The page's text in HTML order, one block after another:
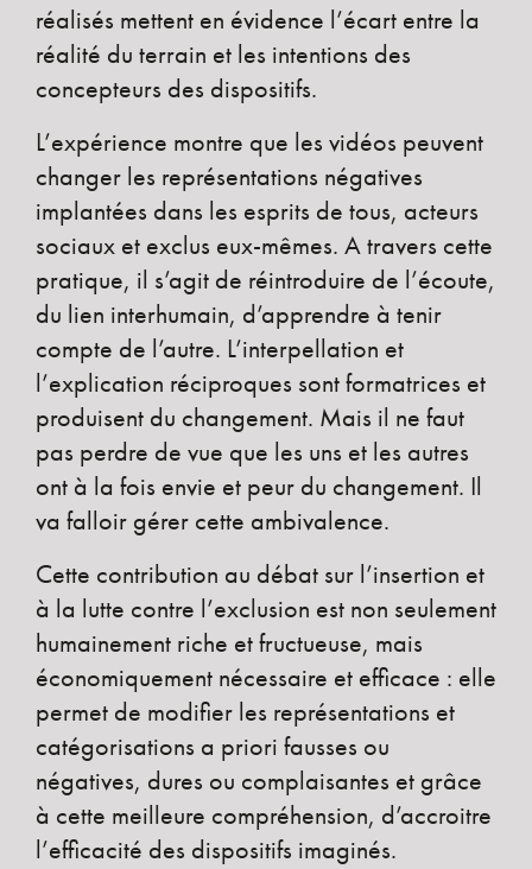
réalisés mettent en évidence l’écart entre la
réalité du terrain et les intentions des
concepteurs des dispositifs.
L’expérience montre que les vidéos peuvent
changer les représentations négatives
implantées dans les esprits de tous, acteurs
sociaux et exclus eux-mêmes. A travers cette
pratique, il s’agit de réintroduire de l’écoute,
du lien interhumain, d’apprendre à tenir
compte de l’autre. L’interpellation et
l’explication réciproques sont formatrices et
produisent du changement. Mais il ne faut
pas perdre de vue que les uns et les autres
ont à la fois envie et peur du changement. Il
va falloir gérer cette ambivalence.
Cette contribution au débat sur l’insertion et
à la lutte contre l’exclusion est non seulement
humainement riche et fructueuse, mais
économiquement nécessaire et efficace : elle
permet de modifier les représentations et
catégorisations a priori fausses ou
négatives, dures ou complaisantes et grâce
à cette meilleure compréhension, d’accroitre
l’efficacité des dispositifs imaginés.